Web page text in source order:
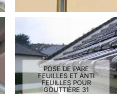
POSE DE PARE
FEUILLES ET ANTI
FEUILLES POUR
GOUTTIÈRE 31